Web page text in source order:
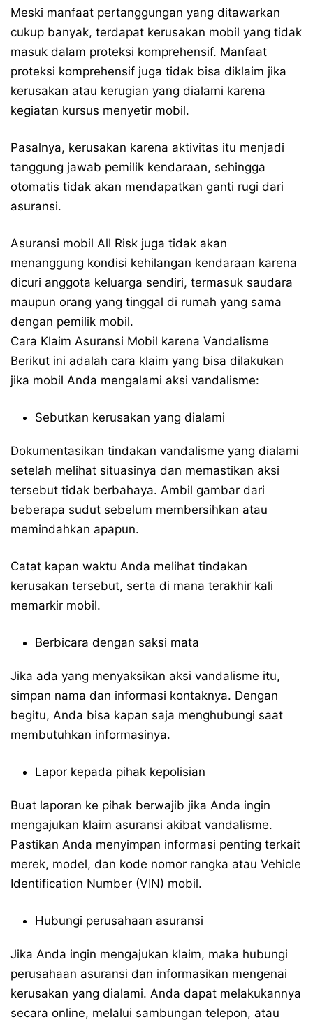
Meski manfaat pertanggungan yang ditawarkan
cukup banyak, terdapat kerusakan mobil yang tidak
masuk dalam proteksi komprehensif. Manfaat
proteksi komprehensif juga tidak bisa diklaim jika
kerusakan atau kerugian yang dialami karena
kegiatan kursus menyetir mobil.
Pasalnya, kerusakan karena aktivitas itu menjadi
tanggung jawab pemilik kendaraan, sehingga
otomatis tidak akan mendapatkan ganti rugi dari
asuransi.
Asuransi mobil All Risk juga tidak akan
menanggung kondisi kehilangan kendaraan karena
dicuri anggota keluarga sendiri, termasuk saudara
maupun orang yang tinggal di rumah yang sama
dengan pemilik mobil.
Cara Klaim Asuransi Mobil karena Vandalisme
Berikut ini adalah cara klaim yang bisa dilakukan
jika mobil Anda mengalami aksi vandalisme:
Sebutkan kerusakan yang dialami
Dokumentasikan tindakan vandalisme yang dialami
setelah melihat situasinya dan memastikan aksi
tersebut tidak berbahaya. Ambil gambar dari
beberapa sudut sebelum membersihkan atau
memindahkan apapun.
Catat kapan waktu Anda melihat tindakan
kerusakan tersebut, serta di mana terakhir kali
memarkir mobil.
Berbicara dengan saksi mata
Jika ada yang menyaksikan aksi vandalisme itu,
simpan nama dan informasi kontaknya. Dengan
begitu, Anda bisa kapan saja menghubungi saat
membutuhkan informasinya.
Lapor kepada pihak kepolisian
Buat laporan ke pihak berwajib jika Anda ingin
mengajukan klaim asuransi akibat vandalisme.
Pastikan Anda menyimpan informasi penting terkait
merek, model, dan kode nomor rangka atau Vehicle
Identification Number (VIN) mobil.
Hubungi perusahaan asuransi
Jika Anda ingin mengajukan klaim, maka hubungi
perusahaan asuransi dan informasikan mengenai
kerusakan yang dialami. Anda dapat melakukannya
secara online, melalui sambungan telepon, atau